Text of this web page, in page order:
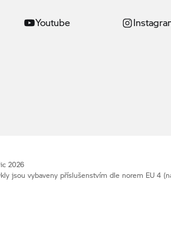
Youtube
2026
jsou vybaveny příslušenstvím dle norem EU 4